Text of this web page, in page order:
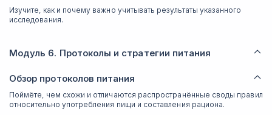
Изучите, как и почему важно учитывать результаты указанного
исследования.
Модуль 6. Протоколы и стратегии питания
Обзор протоколов питания
Поймёте, чем схожи и отличаются распространённые своды правил
относительно употребления пищи и составления рациона.